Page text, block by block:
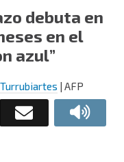
debuta en
en el
azul”
| AFP